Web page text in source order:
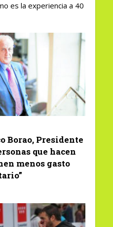
es la experiencia a 40
Borao, Presidente
que hacen
menos gasto